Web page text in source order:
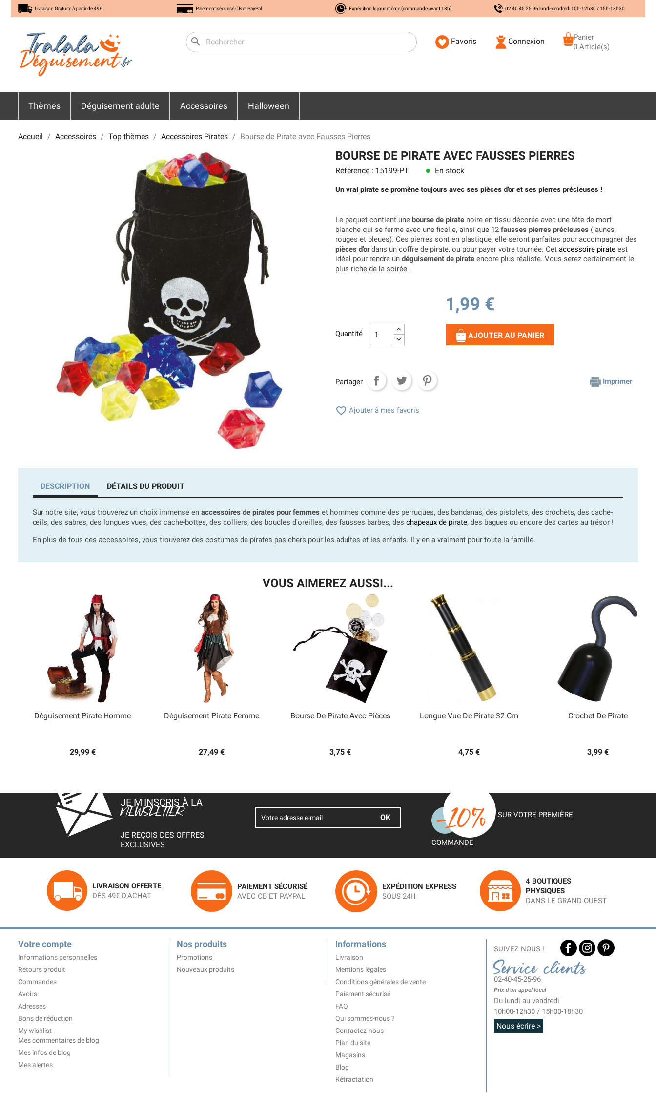
Livraison Gratuite à partir de 49€ Paiement sécurisé CB et PayPal Expédition le jour même (commande avant 13h) 02 40 45 25 96 lundi-vendredi 10h-12h30 / 15h-18h30
search Favoris Connexion
Panier
0 Article(s)
Thèmes Déguisement adulte Accessoires Halloween
Accueil Accessoires Top thèmes Accessoires Pirates Bourse de Pirate avec Fausses Pierres
BOURSE DE PIRATE AVEC FAUSSES PIERRES
Référence : 15199-PT lens En stock
Un vrai pirate se promène toujours avec ses pièces d'or et ses pierres précieuses !
Le paquet contient une bourse de pirate noire en tissu décorée avec une tête de mort
blanche qui se ferme avec une ficelle, ainsi que 12 fausses pierres précieuses (jaunes,
rouges et bleues). Ces pierres sont en plastique, elle seront parfaites pour accompagner des
pièces d'ordans un coffre de pirate, ou pour payer votre tournée. Cet accessoire pirate est
idéal pour rendre un déguisement de pirate encore plus réaliste. Vous serez certainement le
plus riche de la soirée !
1,99 €
Quantité AJOUTER AU PANIER
Partager Imprimer
 Ajouter à mes favoris
DESCRIPTION DÉTAILS DU PRODUIT
Sur notre site, vous trouverez un choix immense en accessoires de pirates pour femmes et hommes comme des perruques, des bandanas, des pistolets, des crochets, des cache-
œils, des sabres, des longues vues, des cache-bottes, des colliers, des boucles d'oreilles, des fausses barbes, des chapeaux de pirate, des bagues ou encore des cartes au trésor !
En plus de tous ces accessoires, vous trouverez des costumes de pirates pas chers pour les adultes et les enfants. Il y en a vraiment pour toute la famille.
VOUS AIMEREZ AUSSI...
Déguisement Pirate Homme
29,99 €
Déguisement Pirate Femme
27,49 €
Bourse De Pirate Avec Pièces
3,75 €
Longue Vue De Pirate 32 Cm
4,75 €
Crochet De Pirate
3,99 €
JE M’INSCRIS À LA
NEWSLETTER
JE REÇOIS DES OFFRES
EXCLUSIVES
SUR VOTRE PREMIÈRE
COMMANDE
LIVRAISON OFFERTE
DÈS 49€ D'ACHAT
PAIEMENT SÉCURISÉ
AVEC CB ET PAYPAL
EXPÉDITION EXPRESS
SOUS 24H
4 BOUTIQUES
PHYSIQUES
DANS LE GRAND OUEST
Votre compte
Informations personnelles
Retours produit
Commandes
Avoirs
Adresses
Bons de réduction
My wishlist
Mes commentaires de blog
Mes infos de blog
Mes alertes
Nos produits
Promotions
Nouveaux produits
Informations
Livraison
Mentions légales
Conditions générales de vente
Paiement sécurisé
FAQ
Qui sommes-nous ?
Contactez-nous
Plan du site
Magasins
Blog
Rétractation
SUIVEZ-NOUS !
Service clients
02-40-45-25-96
Prix d'un appel local
Du lundi au vendredi
10h00-12h30 / 15h00-18h30
Nous écrire >